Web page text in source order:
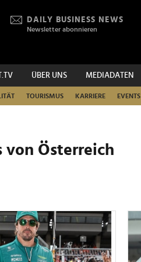
DAILY BUSINESS NEWS
Newsletter abonnieren
ÜBER UNS MEDIADATEN
TOURISMUS KARRIERE EVENTS
von Österreich